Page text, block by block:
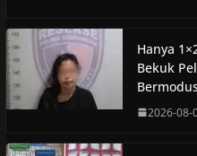
Hanya
Bekuk
2026-08-